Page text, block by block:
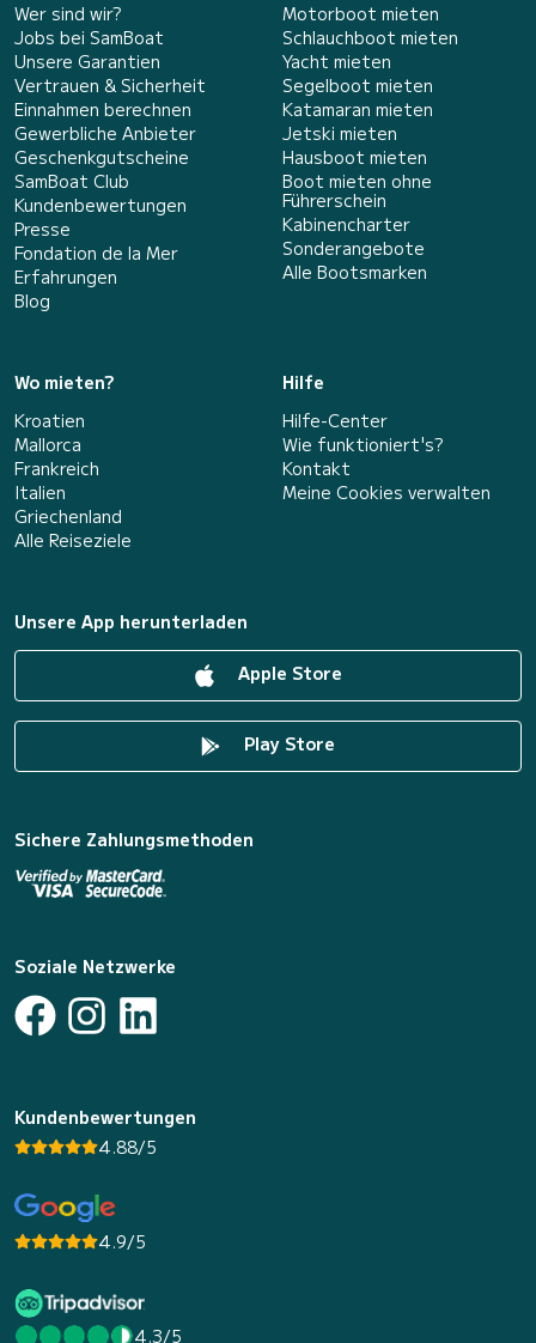
Wer sind wir?
Jobs bei SamBoat
Unsere Garantien
Vertrauen & Sicherheit
Einnahmen berechnen
Gewerbliche Anbieter
Geschenkgutscheine
SamBoat Club
Kundenbewertungen
Presse
Fondation de la Mer
Erfahrungen
Blog
Motorboot mieten
Schlauchboot mieten
Yacht mieten
Segelboot mieten
Katamaran mieten
Jetski mieten
Hausboot mieten
Boot mieten ohne
Führerschein
Kabinencharter
Sonderangebote
Alle Bootsmarken
Wo mieten?
Kroatien
Mallorca
Frankreich
Italien
Griechenland
Alle Reiseziele
Hilfe
Hilfe-Center
Wie funktioniert's?
Kontakt
Meine Cookies verwalten
Unsere App herunterladen
Apple Store
Play Store
Sichere Zahlungsmethoden
Soziale Netzwerke
Kundenbewertungen
4.88/5
4.9/5
4.3/5